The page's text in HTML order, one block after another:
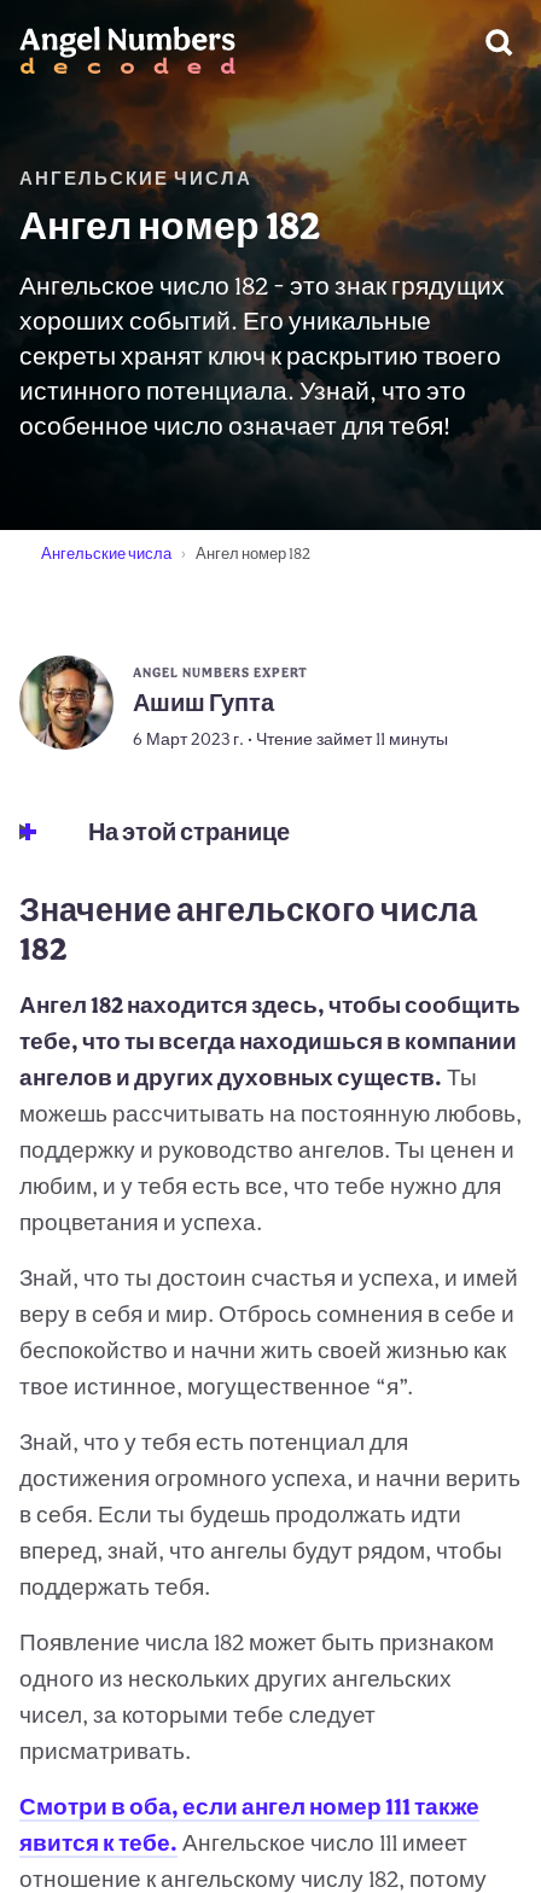
АНГЕЛЬСКИЕ ЧИСЛА
Ангел номер 182
Ангельское число 182 - это знак грядущих
хороших событий. Его уникальные
секреты хранят ключ к раскрытию твоего
истинного потенциала. Узнай, что это
особенное число означает для тебя!
Ангельские числа Ангел номер 182
ANGEL NUMBERS EXPERT
Ашиш Гупта
6 Март 2023 г. • Чтение займет 11 минуты
На этой странице
Значение ангельского числа
182
Ангел 182 находится здесь, чтобы сообщить
тебе, что ты всегда находишься в компании
ангелов и других духовных существ. Ты
можешь рассчитывать на постоянную любовь,
поддержку и руководство ангелов. Ты ценен и
любим, и у тебя есть все, что тебе нужно для
процветания и успеха.
Знай, что ты достоин счастья и успеха, и имей
веру в себя и мир. Отбрось сомнения в себе и
беспокойство и начни жить своей жизнью как
твое истинное, могущественное “я”.
Знай, что у тебя есть потенциал для
достижения огромного успеха, и начни верить
в себя. Если ты будешь продолжать идти
вперед, знай, что ангелы будут рядом, чтобы
поддержать тебя.
Появление числа 182 может быть признаком
одного из нескольких других ангельских
чисел, за которыми тебе следует
присматривать.
Смотри в оба, если ангел номер 111 также
явится к тебе. Ангельское число 111 имеет
отношение к ангельскому числу 182, потому
ПРЕДУПРЕЖДЕНИЕ: